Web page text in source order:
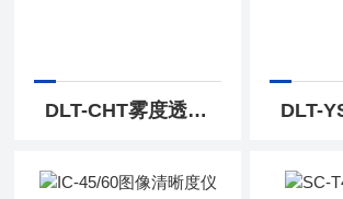
DLT-CHT雾度透光率色度仪